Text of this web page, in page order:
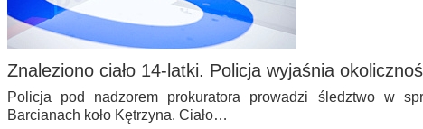
Znaleziono ciało 14-latki. Policja wyjaśnia
Policja pod nadzorem prokuratora prowadzi śledztwo w
Barcianach koło Kętrzyna. Ciało…